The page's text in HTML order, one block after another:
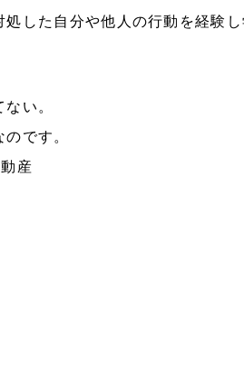
した自分や他人の行動を経験し
い。
です。
産